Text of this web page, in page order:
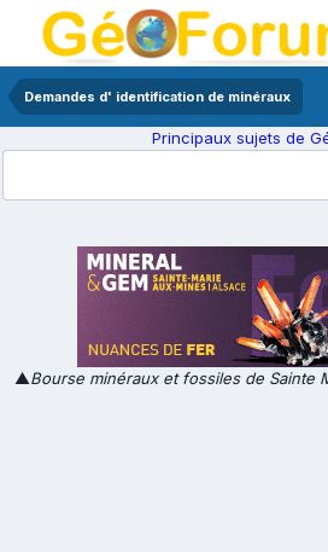
Demandes d' identification de minéraux
Principaux sujets de
▲Bourse minéraux et fossiles de Sainte